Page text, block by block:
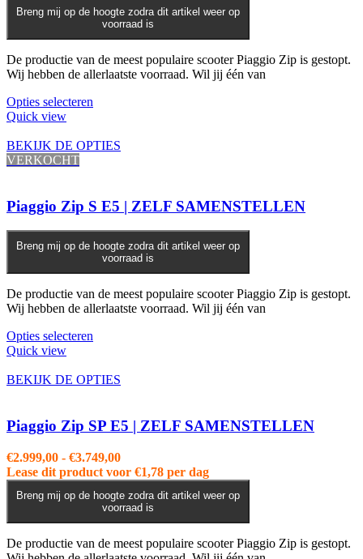
de
productpagina
€3.749,00
Breng mij op de hoogte zodra dit artikel weer op
voorraad is
De productie van de meest populaire scooter Piaggio Zip is gestopt.
Wij hebben de allerlaatste voorraad. Wil jij één van
Opties selecteren
meerdere
kan
gekozen
worden
op
de
productpagina
Quick view
BEKIJK DE OPTIES
VERKOCHT
Piaggio Zip S E5 | ZELF SAMENSTELLEN
Breng mij op de hoogte zodra dit artikel weer op
voorraad is
De productie van de meest populaire scooter Piaggio Zip is gestopt.
Wij hebben de allerlaatste voorraad. Wil jij één van
Opties selecteren
Quick view
BEKIJK DE OPTIES
Piaggio Zip SP E5 | ZELF SAMENSTELLEN
€2.999,00 - €3.749,00Prijsklasse:
€2.999,00
tot
€3.749,00
Lease dit product voor €1,78 per dag
Breng mij op de hoogte zodra dit artikel weer op
voorraad is
De productie van de meest populaire scooter Piaggio Zip is gestopt.